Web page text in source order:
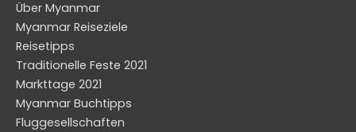
Über Myanmar
Myanmar Reiseziele
Reisetipps
Traditionelle Feste 2021
Markttage 2021
Myanmar Buchtipps
Fluggesellschaften